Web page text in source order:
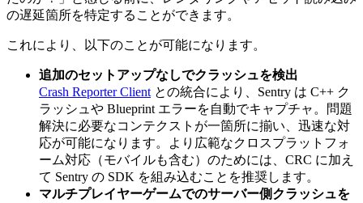
の遅延箇所を特定することができます。
これにより、以下のことが可能になります。
追加のセットアップなしでクラッシュを検出
Crash Reporter Client との統合により、Sentry は C++ ク
ラッシュや Blueprint エラーを自動でキャプチャ。問題
解決に必要なコンテクストが一箇所に揃い、迅速な対
応が可能になります。より広範なクロスプラットフォ
ーム対応（モバイルも含む）のためには、CRC に加え
て Sentry の SDK を組み込むことを推奨します。
マルチプレイヤーゲームでのサーバー側クラッシュを